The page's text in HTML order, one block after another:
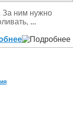
За ним нужно
...